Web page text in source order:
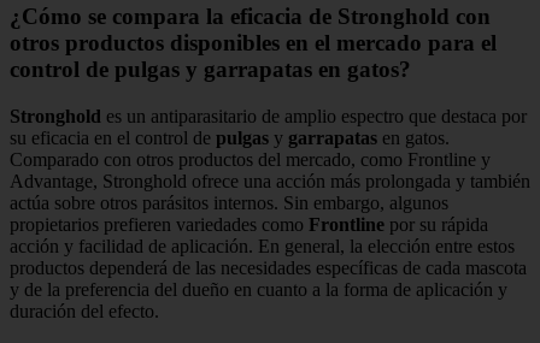
¿Cómo se compara la eficacia de Stronghold con
otros productos disponibles en el mercado para el
control de pulgas y garrapatas en gatos?
Stronghold es un antiparasitario de amplio espectro que destaca por
su eficacia en el control de pulgas y garrapatas en gatos.
Comparado con otros productos del mercado, como Frontline y
Advantage, Stronghold ofrece una acción más prolongada y también
actúa sobre otros parásitos internos. Sin embargo, algunos
propietarios prefieren variedades como Frontline por su rápida
acción y facilidad de aplicación. En general, la elección entre estos
productos dependerá de las necesidades específicas de cada mascota
y de la preferencia del dueño en cuanto a la forma de aplicación y
duración del efecto.